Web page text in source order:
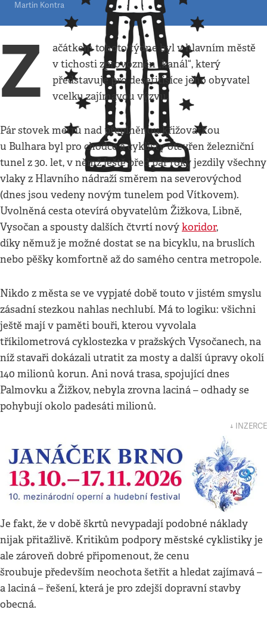
Martin Kontra
Z
ačátkem tohoto týdne byl v hlavním městě
v tichosti zprovozněn „kanál“, který
představuje pro desetitisíce jeho obyvatel
vcelku zajímavou výzvu.
Pár stovek metrů nad přeplněnou křižovatkou
u Bulhara byl pro chodce a cyklisty otevřen železniční
tunel z 30. let, v němž ještě před pár roky jezdily všechny
vlaky z Hlavního nádraží směrem na severovýchod
(dnes jsou vedeny novým tunelem pod Vítkovem).
Uvolněná cesta otevírá obyvatelům Žižkova, Libně,
Vysočan a spousty dalších čtvrtí novýkoridor,
díky němuž je možné dostat se na bicyklu, na bruslích
nebo pěšky komfortně až do samého centra metropole.
Nikdo z města se ve vypjaté době touto v jistém smyslu
zásadní stezkou nahlas nechlubí. Má to logiku: všichni
ještě mají v paměti bouři, kterou vyvolala
tříkilometrová cyklostezka v pražských Vysočanech, na
níž stavaři dokázali utratit za mosty a další úpravy okolí
140 milionů korun. Ani nová trasa, spojující dnes
Palmovku a Žižkov, nebyla zrovna laciná – odhady se
pohybují okolo padesáti milionů.
↓ INZERCE
Je fakt, že v době škrtů nevypadají podobné náklady
nijak přitažlivě. Kritikům podpory městské cyklistiky je
ale zároveň dobré připomenout, že cenu
šroubuje především neochota šetřit a hledat zajímavá –
a laciná – řešení, která je pro zdejší dopravní stavby
obecná.